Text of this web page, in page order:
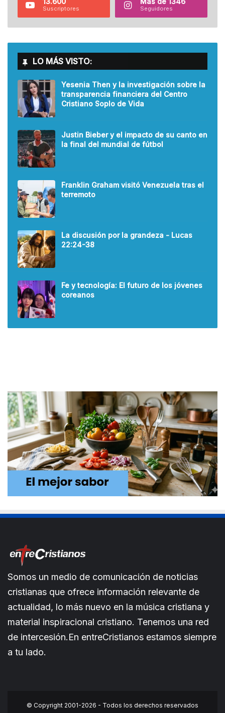
Suscriptores Seguidores
LO MÁS VISTO:
Yesenia Then y la investigación sobre la
transparencia financiera del Centro
Cristiano Soplo de Vida
Justin Bieber y el impacto de su canto en
la final del mundial de fútbol
Franklin Graham visitó Venezuela tras el
terremoto
La discusión por la grandeza - Lucas
22:24-38
Fe y tecnología: El futuro de los jóvenes
coreanos
Somos un medio de comunicación de noticias
cristianas que ofrece información relevante de
actualidad, lo más nuevo en la música cristiana y
material inspiracional cristiano. Tenemos una red
de intercesión.En entreCristianos estamos siempre
a tu lado.
© Copyright 2001-2026 - Todos los derechos reservados